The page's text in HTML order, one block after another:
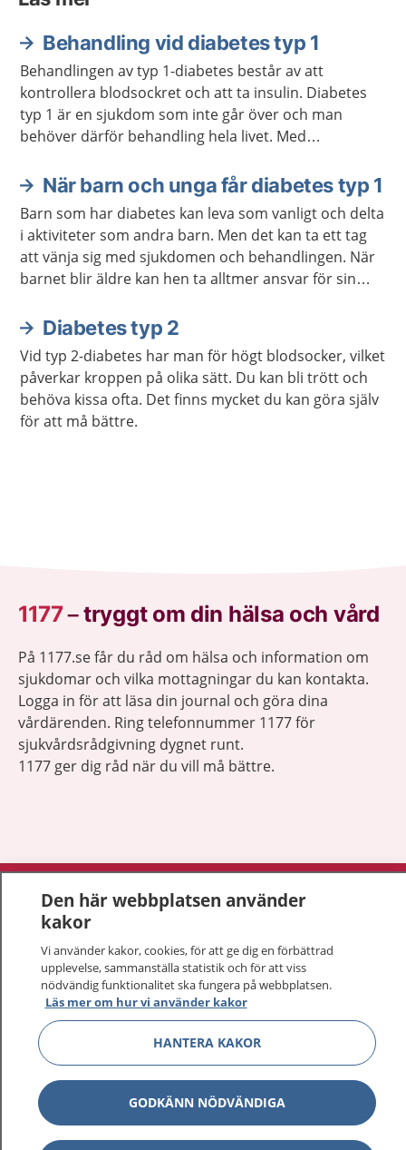
Behandling vid diabetes typ 1
Behandlingen av typ 1-diabetes består av att
kontrollera blodsockret och att ta insulin. Diabetes
typ 1 är en sjukdom som inte går över och man
behöver därför behandling hela livet. Med
När barn och unga får diabetes typ 1
Barn som har diabetes kan leva som vanligt och delta
i aktiviteter som andra barn. Men det kan ta ett tag
att vänja sig med sjukdomen och behandlingen. När
barnet blir äldre kan hen ta alltmer ansvar för sin
Diabetes typ 2
Vid typ 2-diabetes har man för högt blodsocker, vilket
påverkar kroppen på olika sätt. Du kan bli trött och
behöva kissa ofta. Det finns mycket du kan göra själv
för att må bättre.
1177–tryggt om din hälsa och vård
På 1177.se får du råd om hälsa och information om
sjukdomar och vilka mottagningar du kan kontakta.
Logga in för att läsa din journal och göra dina
vårdärenden. Ring telefonnummer 1177 för
sjukvårdsrådgivning dygnet runt.
1177 ger dig råd när du vill må bättre.
Kontakt
Behandling av personuppgifter
Hantering av kakor
Den här webbplatsen använder
kakor
Vi använder kakor, cookies, för att ge dig en förbättrad
upplevelse, sammanställa statistik och för att viss
nödvändig funktionalitet ska fungera på webbplatsen.
Läs mer om hur vi använder kakor
HANTERA KAKOR
GODKÄNN NÖDVÄNDIGA